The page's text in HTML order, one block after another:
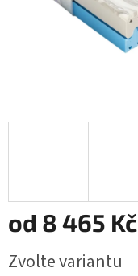
od 8 465 Kč
cena:
Zvolte variantu